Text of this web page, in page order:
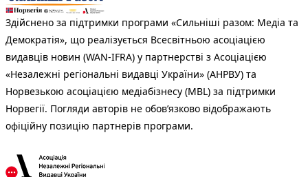
Здійснено за підтримки програми «Сильніші разом: Медіа та
Демократія», що реалізується Всесвітньою асоціацією
видавців новин (WAN-IFRA) у партнерстві з Асоціацією
«Незалежні регіональні видавці України» (АНРВУ) та
Норвезькою асоціацією медіабізнесу (MBL) за підтримки
Норвегії. Погляди авторів не обов’язково відображають
офіційну позицію партнерів програми.